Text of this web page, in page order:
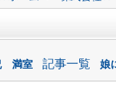
満室 記事一覧 娘